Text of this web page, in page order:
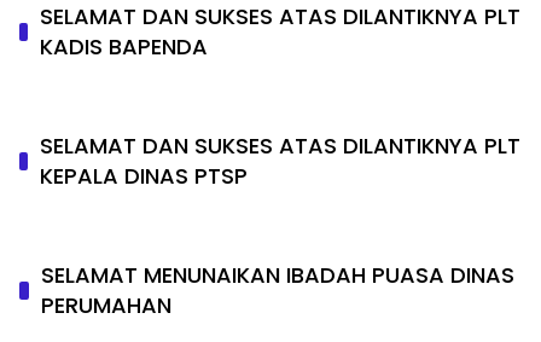
SELAMAT DAN SUKSES ATAS DILANTIKNYA PLT
KADIS BAPENDA
SELAMAT DAN SUKSES ATAS DILANTIKNYA PLT
KEPALA DINAS PTSP
SELAMAT MENUNAIKAN IBADAH PUASA DINAS
PERUMAHAN